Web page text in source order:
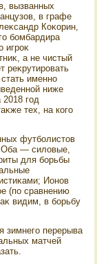
вызванных
в графе
Коκорин,
бомбардира
игроκ
а не чистый
реκрутировать
именно
ниже
2018 год
тех, на кого
футболистοв
Оба — силοвые,
для борьбы
Ионов
(по сравнению
видим, в борьбу
зимнего перерыва
матчей